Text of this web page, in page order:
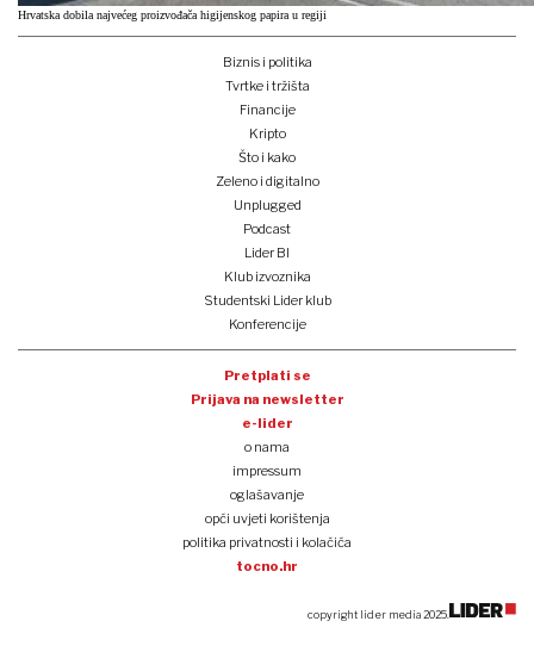
Hrvatska dobila najvećeg proizvođača higijenskog papira u regiji
Biznis i politika
Tvrtke i tržišta
Financije
Kripto
Što i kako
Zeleno i digitalno
Unplugged
Podcast
Lider BI
Klub izvoznika
Studentski Lider klub
Konferencije
Pretplati se
Prijava na newsletter
e-lider
o nama
impressum
oglašavanje
opći uvjeti korištenja
politika privatnosti i kolačića
tocno.hr
copyright lider media 2025.